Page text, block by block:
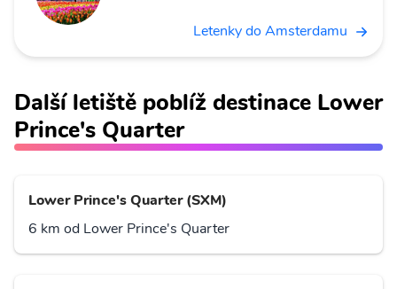
Letenky do Amsterdamu
Další letiště poblíž destinace Lower
Prince's Quarter
Lower Prince's Quarter (SXM)
6 km od Lower Prince's Quarter